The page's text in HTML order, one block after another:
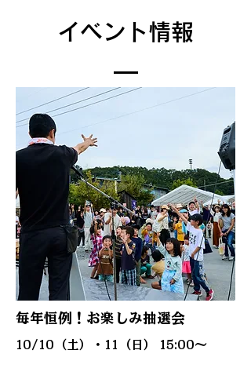
イベント情報
毎年恒例！お楽しみ抽選会
10/10（土）・11（日） 15:00～